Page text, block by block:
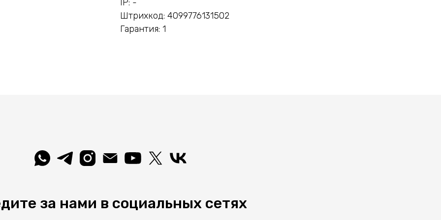
IP: -
Штрихкод: 4099776131502
Гарантия: 1
за нами в социальных сетях